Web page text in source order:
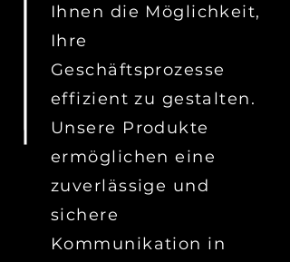
Ihnen die Möglichkeit,
Ihre
Geschäftsprozesse
effizient zu gestalten.
Unsere Produkte
ermöglichen eine
zuverlässige und
sichere
Kommunikation in